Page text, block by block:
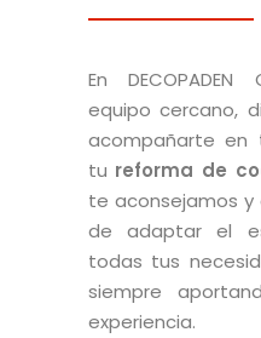
En
equipo cercano,
acompañarte
tu reforma de
te aconsejamos y
de adaptar el
todas tus
siempre
experiencia.